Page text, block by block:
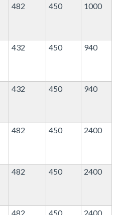
482 450 1000
432 450 940
432 450 940
482 450 2400
482 450 2400
482 450 2400